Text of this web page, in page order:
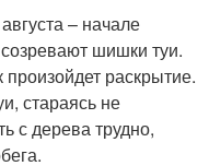
– начале
шишки туи.
раскрытие.
стараясь не
с дерева трудно,